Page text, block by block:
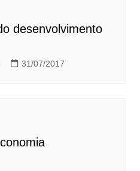
desenvolvimento
31/07/2017